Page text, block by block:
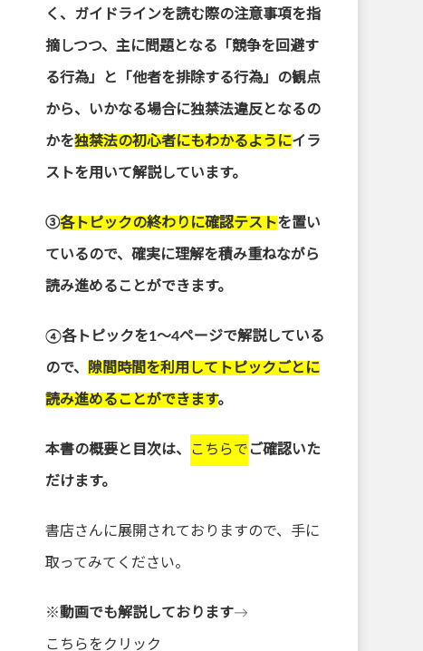
く、ガイドラインを読む際の注意事項を指
摘しつつ、主に問題となる「競争を回避す
る行為」と「他者を排除する行為」の観点
から、いかなる場合に独禁法違反となるの
かを独禁法の初心者にもわかるようにイラ
ストを用いて解説しています。
➂各トピックの終わりに確認テストを置い
ているので、確実に理解を積み重ねながら
読み進めることができます。
④各トピックを1～4ページで解説している
ので、 隙間時間を利用してトピックごとに
読み進めることができます。
本書の概要と目次は、 こちらでご確認いた
だけます。
書店さんに展開されておりますので、手に
取ってみてください。
※動画でも解説しております→
こちらをクリック